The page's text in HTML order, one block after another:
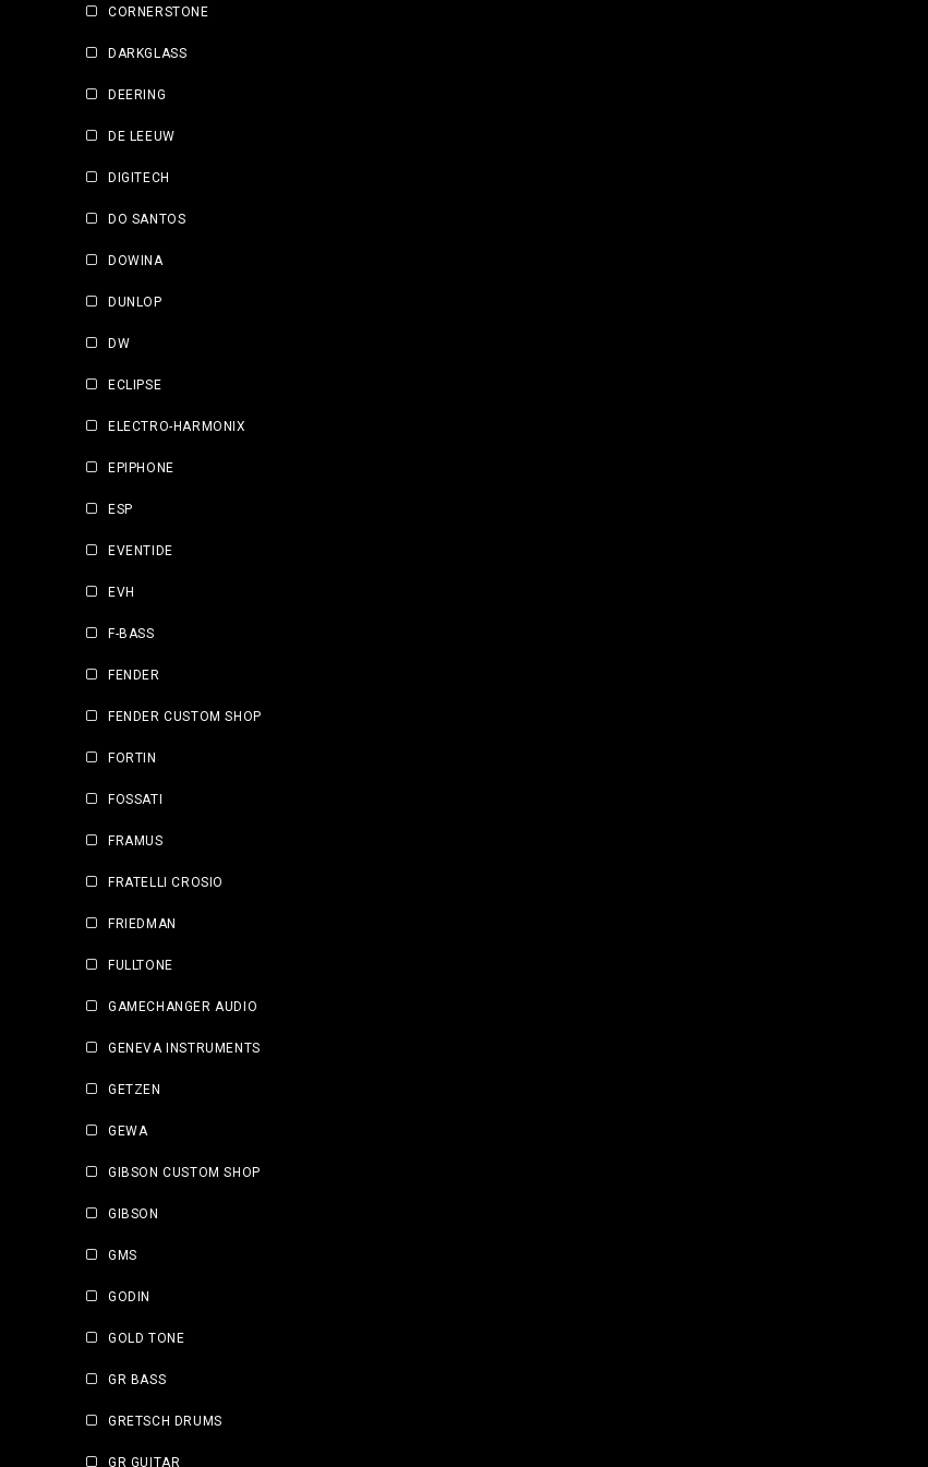
CORNERSTONE
DARKGLASS
DEERING
DE LEEUW
DIGITECH
DO SANTOS
DOWINA
DUNLOP
DW
ECLIPSE
ELECTRO-HARMONIX
EPIPHONE
ESP
EVENTIDE
EVH
F-BASS
FENDER
FENDER CUSTOM SHOP
FORTIN
FOSSATI
FRAMUS
FRATELLI CROSIO
FRIEDMAN
FULLTONE
GAMECHANGER AUDIO
GENEVA INSTRUMENTS
GETZEN
GEWA
GIBSON CUSTOM SHOP
GIBSON
GMS
GODIN
GOLD TONE
GR BASS
GRETSCH DRUMS
GR GUITAR